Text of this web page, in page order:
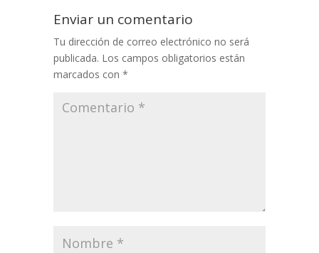
Enviar un comentario
Tu dirección de correo electrónico no será
publicada. Los campos obligatorios están
marcados con *